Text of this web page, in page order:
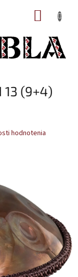
(9+4)
hodnotenia